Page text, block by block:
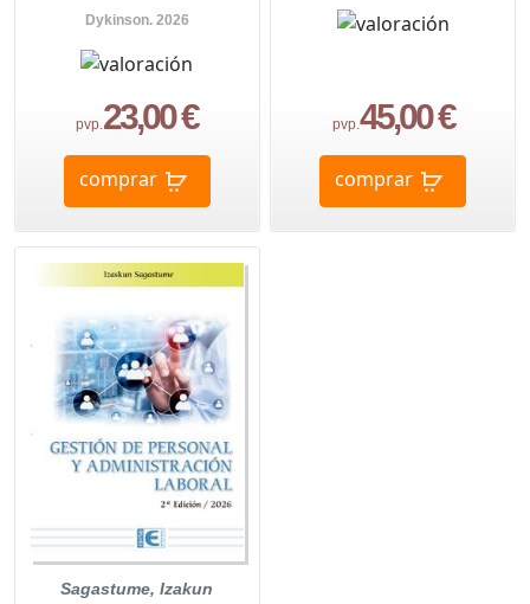
Dykinson. 2026
pvp.23,00 €
comprar
pvp.45,00 €
comprar
Sagastume, Izakun